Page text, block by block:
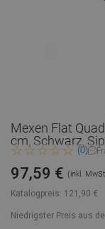
Mexen Flat
cm, Schwarz,
(0)
Katalogpreis: 121,90 €
97,59 € (inkl.
Niedrigster Preis aus